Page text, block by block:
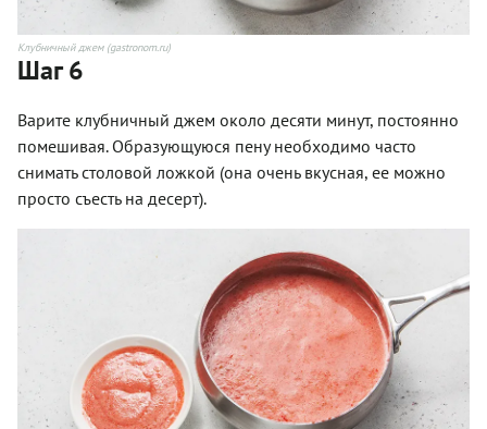
Клубничный джем (gastronom.ru)
Шаг 6
Варите клубничный джем около десяти минут, постоянно
помешивая. Образующуюся пену необходимо часто
снимать столовой ложкой (она очень вкусная, ее можно
просто съесть на десерт).